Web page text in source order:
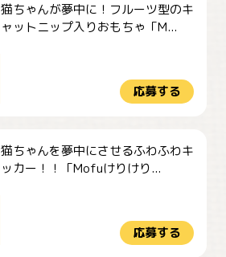
猫ちゃんが夢中に！フルーツ型のキ
ャットニップ入りおもちゃ「M...
応募する
猫ちゃんを夢中にさせるふわふわキ
ッカー！！「Mofuけりけり...
応募する